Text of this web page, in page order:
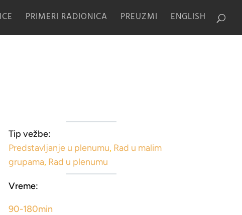
PRIMERI RADIONICA PREUZMI ENGLISH
Tip vežbe:
Predstavljanje u plenumu, Rad u malim
grupama, Rad u plenumu
Vreme:
90-180min